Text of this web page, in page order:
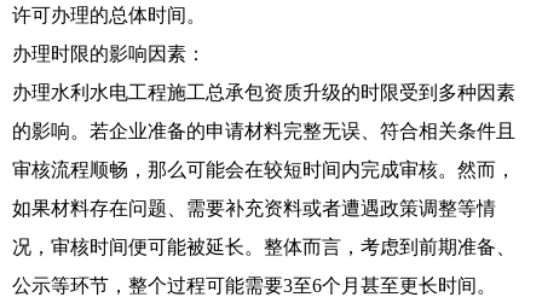
许可办理的总体时间。
办理时限的影响因素：
办理水利水电工程施工总承包资质升级的时限受到多种因素
的影响。若企业准备的申请材料完整无误、符合相关条件且
审核流程顺畅，那么可能会在较短时间内完成审核。然而，
如果材料存在问题、需要补充资料或者遭遇政策调整等情
况，审核时间便可能被延长。整体而言，考虑到前期准备、
公示等环节，整个过程可能需要3至6个月甚至更长时间。